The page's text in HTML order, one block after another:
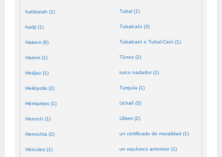
habbarah (1)
hadji (1)
Hakem (6)
Harem (1)
Hedjaz (1)
Heliópolis (2)
Hémiarites (1)
Henoch (1)
Henochia (2)
Hércules (1)
Tubal (1)
Tubalcaín (3)
Tubalcaín o Tubal-Caín (1)
Túnez (2)
turco nadador (1)
Turquía (1)
Uchalí (3)
Ulises (2)
un certificado de moralidad (1)
un equívoco amoroso (1)